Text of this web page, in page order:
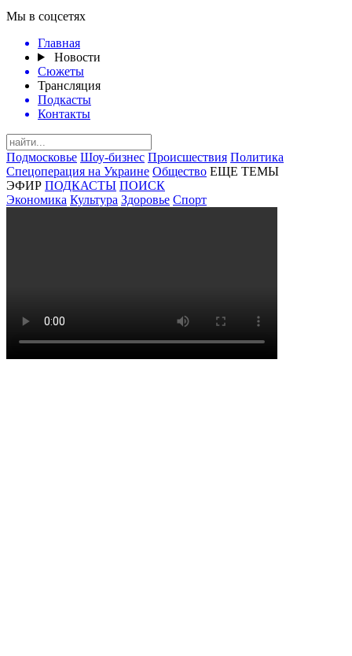
Мы в соцсетях
Главная
Новости
Сюжеты
Трансляция
Подкасты
Контакты
Подмосковье Шоу-бизнес Происшествия Политика
Спецоперация на Украине Общество ЕЩЕ ТЕМЫ
ЭФИР ПОДКАСТЫ ПОИСК
Экономика Культура Здоровье Спорт